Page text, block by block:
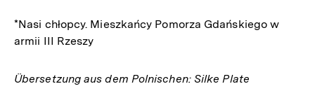
*Nasi chłopcy. Mieszkańcy Pomorza Gdańskiego w
armii III Rzeszy
Übersetzung aus dem Polnischen: Silke Plate